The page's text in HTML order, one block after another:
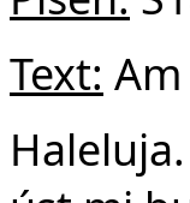
Text: